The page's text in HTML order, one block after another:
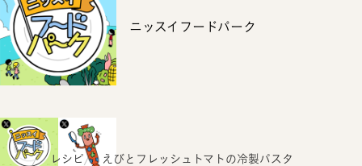
ニッスイフードパーク
ホーム レシピ えびとフレッシュトマトの冷製パスタ